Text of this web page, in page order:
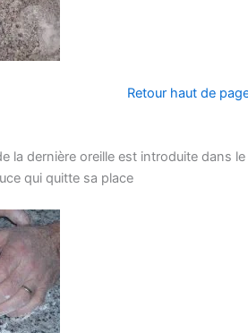
Retour haut de
la der­nière oreille est intro­duite dans le
qui quitte sa place